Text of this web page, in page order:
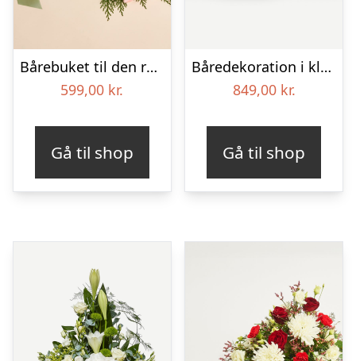
Bårebuket til den rolige afsked med bånd
599,00 kr.
Gå til shop
Båredekoration i klassisk stil – creme
849,00 kr.
Gå til shop